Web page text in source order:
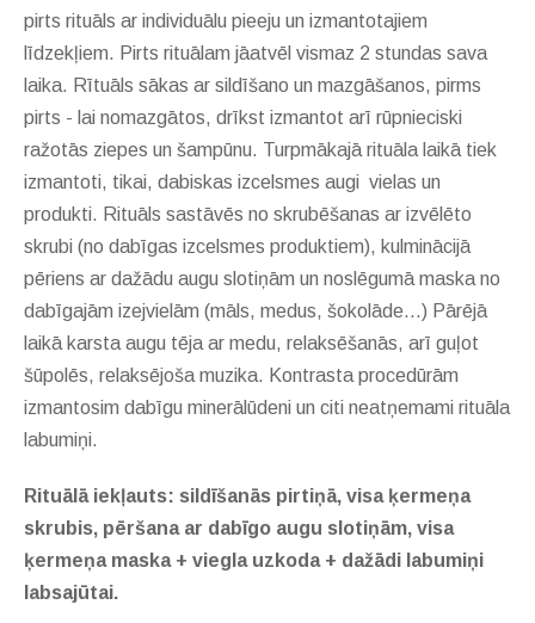
pirts rituāls ar individuālu pieeju un izmantotajiem
līdzekļiem. Pirts rituālam jāatvēl vismaz 2 stundas sava
laika. Rītuāls sākas ar sildīšano un mazgāšanos, pirms
pirts - lai nomazgātos, drīkst izmantot arī rūpnieciski
ražotās ziepes un šampūnu. Turpmākajā rituāla laikā tiek
izmantoti, tikai, dabiskas izcelsmes augi vielas un
produkti. Rituāls sastāvēs no skrubēšanas ar izvēlēto
skrubi (no dabīgas izcelsmes produktiem), kulminācijā
pēriens ar dažādu augu slotiņām un noslēgumā maska no
dabīgajām izejvielām (māls, medus, šokolāde...) Pārējā
laikā karsta augu tēja ar medu, relaksēšanās, arī guļot
šūpolēs, relaksējoša muzika. Kontrasta procedūrām
izmantosim dabīgu minerālūdeni un citi neatņemami rituāla
labumiņi.
Rituālā iekļauts: sildīšanās pirtiņā, visa ķermeņa
skrubis, pēršana ar dabīgo augu slotiņām, visa
ķermeņa maska + viegla uzkoda + dažādi labumiņi
labsajūtai.